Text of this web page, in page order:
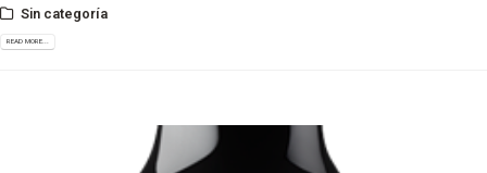
Sin categoría
READ MORE...